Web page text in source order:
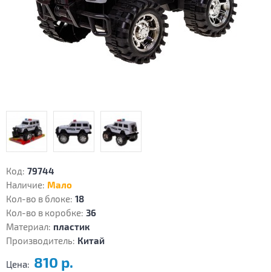
Код: 79744
Наличие: Мало
Кол-во в блоке: 18
Кол-во в коробке: 36
Материал: пластик
Производитель: Китай
Цена: 810 р.